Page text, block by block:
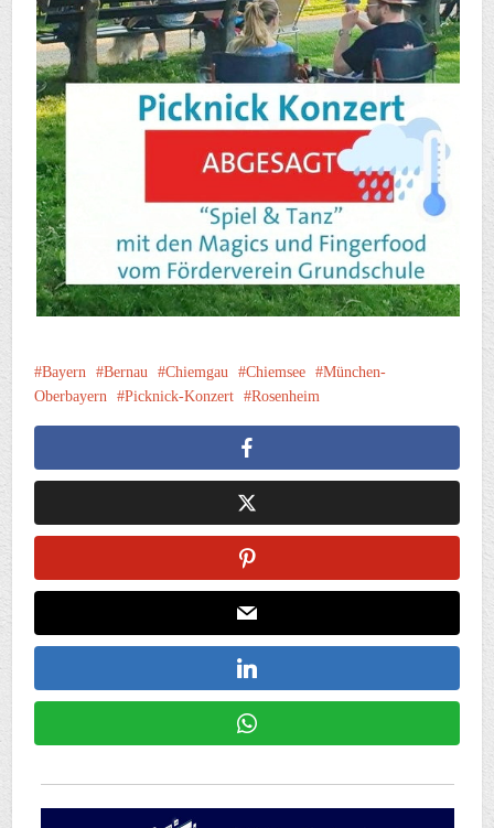
Bayern Bernau Chiemgau Chiemsee
München-
Oberbayern
Picknick-Konzert Rosenheim